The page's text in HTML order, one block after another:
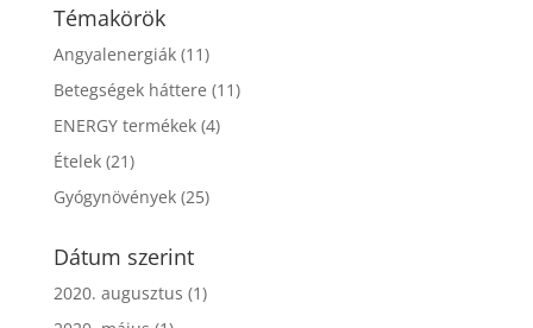
Témakörök
Angyalenergiák(11)
Betegségek háttere (11)
ENERGY termékek(4)
Ételek(21)
Gyógynövények(25)
Dátum szerint
2020. augusztus (1)